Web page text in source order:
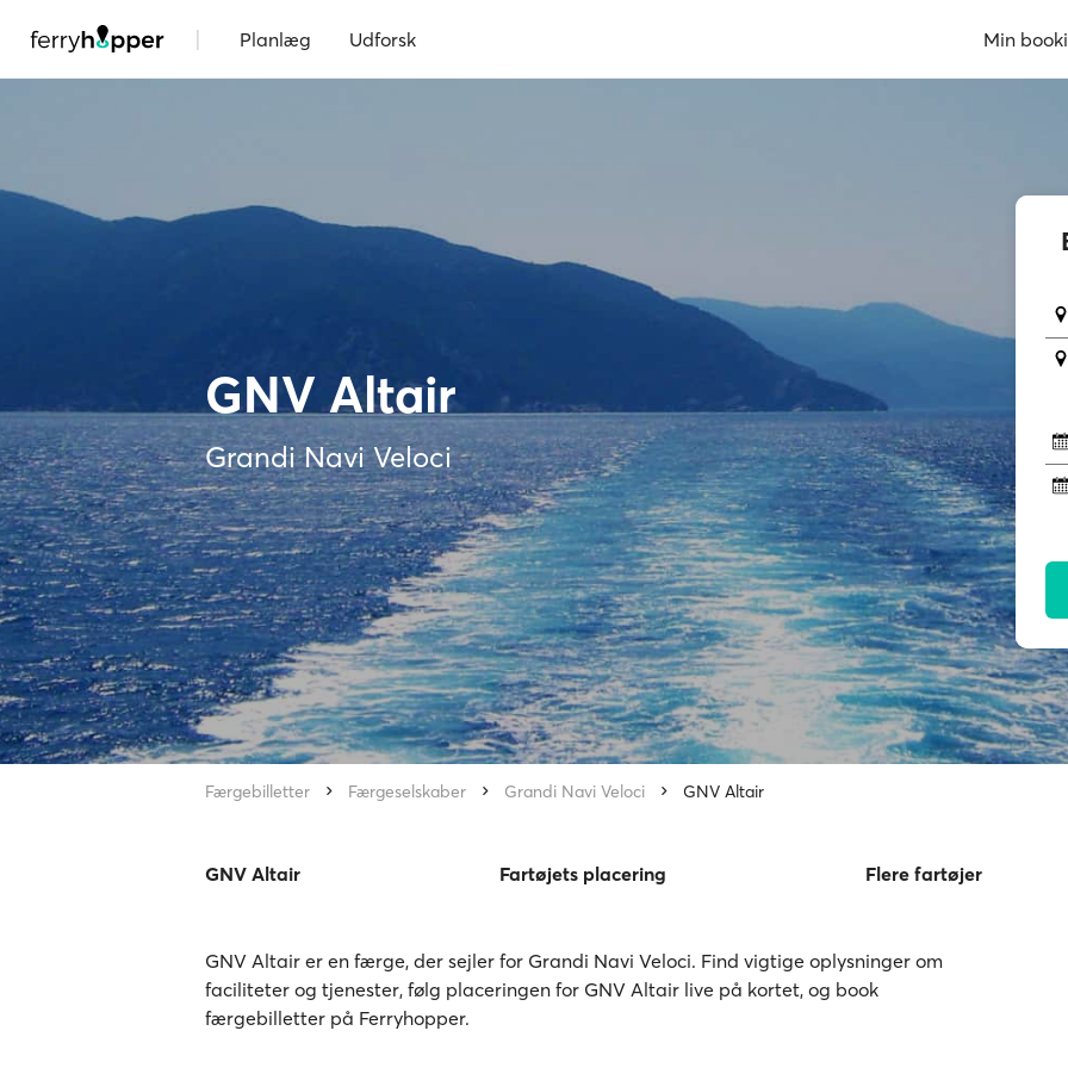
| Planlæg Udforsk Min
GNV Altair
Grandi Navi Veloci
Færgebilletter Færgeselskaber Grandi Navi Veloci GNV Altair
GNV Altair Fartøjets placering Flere fartøjer
GNV Altair er en færge, der sejler for Grandi Navi Veloci. Find vigtige oplysninger om
faciliteter og tjenester, følg placeringen for GNV Altair live på kortet, og book
færgebilletter på Ferryhopper.